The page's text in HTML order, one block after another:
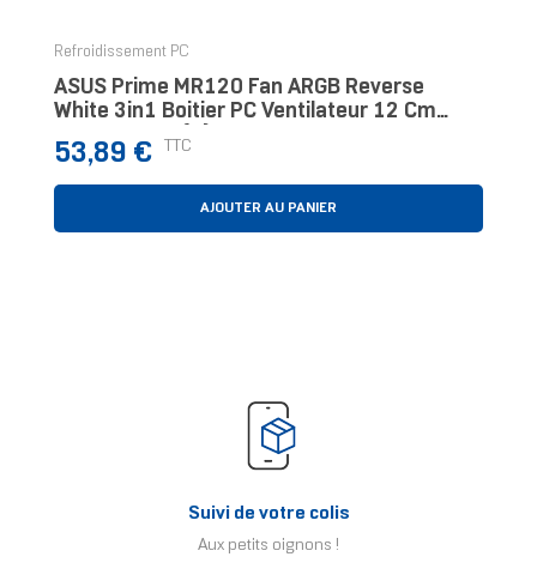
Refroidissement PC
ASUS Prime MR120 Fan ARGB Reverse
White 3in1 Boitier PC Ventilateur 12 Cm
Blanc 3 Pièce(s)
Prix
53,89 € TTC
AJOUTER AU PANIER
Suivi de votre colis
Aux petits oignons !